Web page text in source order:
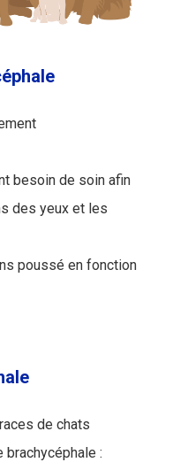
besoin de soin afin
des yeux et les
poussé en fonction
de chats
: